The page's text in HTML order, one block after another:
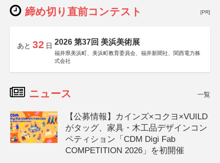
締め切り直前コンテスト [PR]
あと 32 日 2026 第37回 美浜美術展
福井県美浜町、美浜町教育委員会、福井新聞社、関西電力株
式会社
ニュース 一覧
【公募情報】カインズ×コクヨ×VUILD
がタッグ、家具・木工品デザインコン
ペティション「CDM Digi Fab
COMPETITION 2026」を初開催